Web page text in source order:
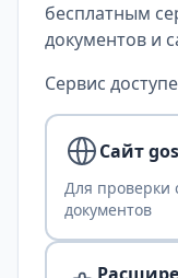
бесплатным
документов и
Сервис
Сайт
Для проверки
документов